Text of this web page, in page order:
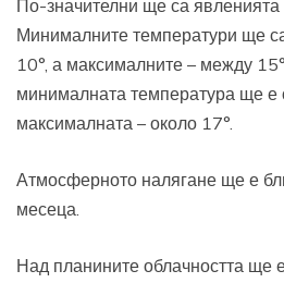
По-значителни ще са явленията
Минималните температури ще
10°, а максималните – между
минималната температура ще е
максималната – около 17°.
Атмосферното налягане ще е
месеца.
Над планините облачността ще